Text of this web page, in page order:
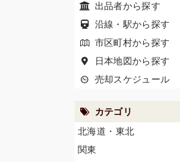
出品者から探す
沿線・駅から探す
市区町村から探す
日本地図から探す
売却スケジュール
カテゴリ
北海道・東北
関東